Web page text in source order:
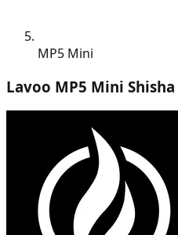
MP5 Mini
Lavoo MP5 Mini Shisha